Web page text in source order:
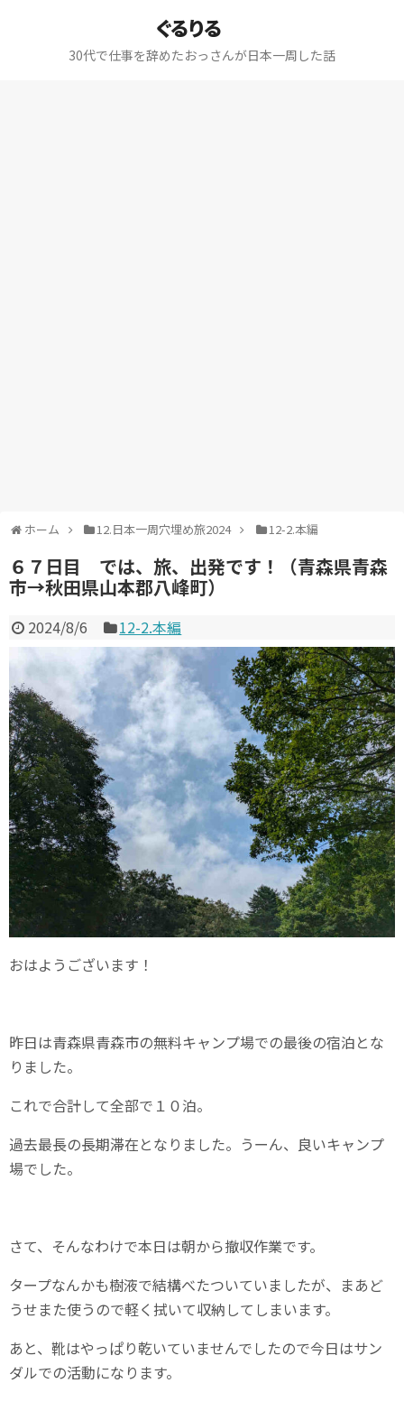
ぐるりる
30代で仕事を辞めたおっさんが日本一周した話
ホーム 12.日本一周穴埋め旅2024 12-2.本編
６７日目 では、旅、出発です！（青森県青森
市→秋田県山本郡八峰町）
2024/8/6 12-2.本編
おはようございます！
昨日は青森県青森市の無料キャンプ場での最後の宿泊とな
りました。
これで合計して全部で１０泊。
過去最長の長期滞在となりました。うーん、良いキャンプ
場でした。
さて、そんなわけで本日は朝から撤収作業です。
タープなんかも樹液で結構べたついていましたが、まあど
うせまた使うので軽く拭いて収納してしまいます。
あと、靴はやっぱり乾いていませんでしたので今日はサン
ダルでの活動になります。